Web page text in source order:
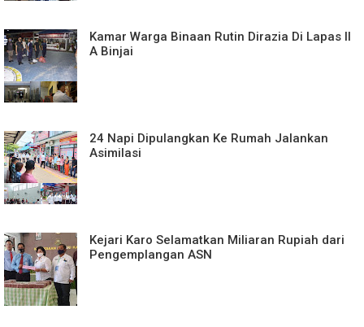
Kamar Warga Binaan Rutin Dirazia Di Lapas II
A Binjai
24 Napi Dipulangkan Ke Rumah Jalankan
Asimilasi
Kejari Karo Selamatkan Miliaran Rupiah dari
Pengemplangan ASN